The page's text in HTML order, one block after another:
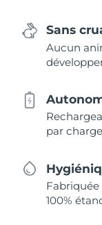
Sans
Aucun
par
Fabriquée
100%